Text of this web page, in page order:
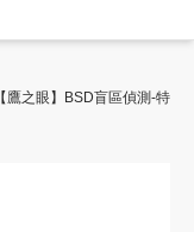
【鷹之眼】BSD盲區偵測-特